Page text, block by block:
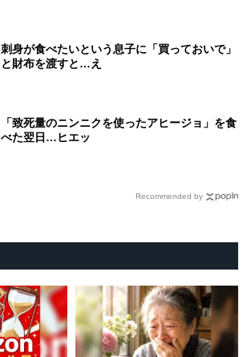
刺身が食べたいという息子に「買っておいで」
と財布を渡すと…え
「致死量のニンニクを使ったアヒージョ」を食
べた翌日…ヒエッ
Recommended by